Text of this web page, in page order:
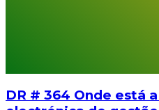
DR # 364 Onde está